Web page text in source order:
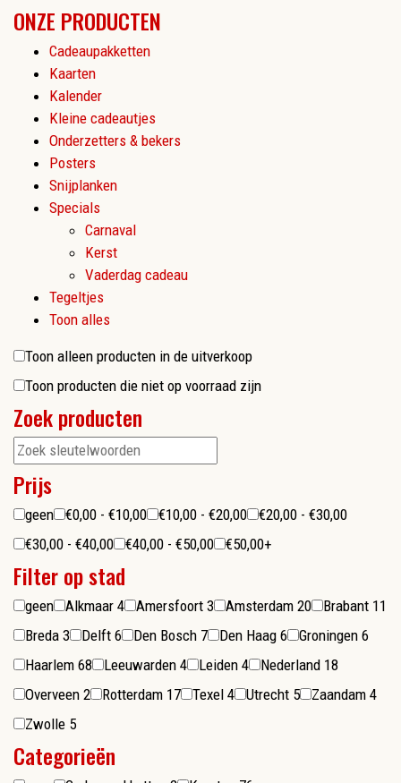
ONZE PRODUCTEN
Cadeaupakketten
Kaarten
Kalender
Kleine cadeautjes
Onderzetters & bekers
Posters
Snijplanken
Specials
Carnaval
Kerst
Vaderdag cadeau
Tegeltjes
Toon alles
Toon alleen producten in de uitverkoop
Toon producten die niet op voorraad zijn
Zoek producten
Prijs
geen €0,00 - €10,00 €10,00 - €20,00
€20,00 - €30,00
€30,00 - €40,00
€40,00 - €50,00 €50,00+
Filter op stad
geen Alkmaar 4 Amersfoort 3 Amsterdam 20 Brabant 11
Breda 3 Delft 6 Den Bosch 7 Den Haag 6 Groningen 6
Haarlem 68 Leeuwarden 4 Leiden 4 Nederland 18
Overveen 2 Rotterdam 17 Texel 4 Utrecht 5 Zaandam 4
Zwolle 5
Categorieën